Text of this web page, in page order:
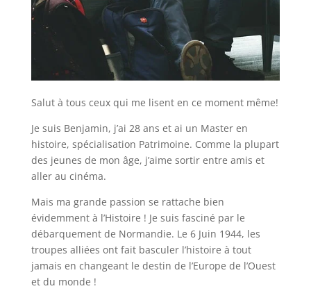
Salut à tous ceux qui me lisent en ce moment même!
Je suis Benjamin, j’ai 28 ans et ai un Master en
histoire, spécialisation Patrimoine. Comme la plupart
des jeunes de mon âge, j’aime sortir entre amis et
aller au cinéma.
Mais ma grande passion se rattache bien
évidemment à l’Histoire ! Je suis fasciné par le
débarquement de Normandie. Le 6 Juin 1944, les
troupes alliées ont fait basculer l’histoire à tout
jamais en changeant le destin de l’Europe de l’Ouest
et du monde !